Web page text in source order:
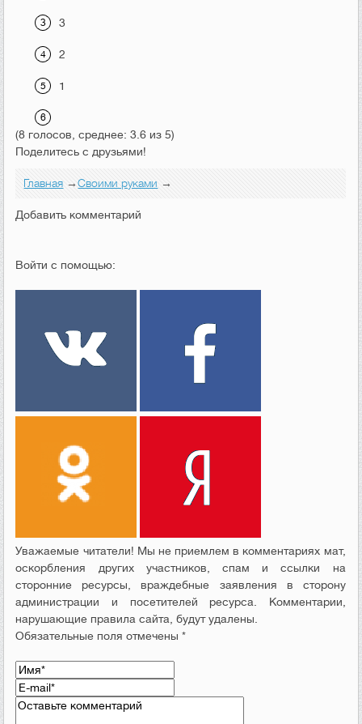
3
2
1
(8 голосов, среднее: 3.6 из 5)
Поделитесь с друзьями!
Главная →Своими руками →
Добавить комментарий
Войти с помощью:
Уважаемые читатели! Мы не приемлем в комментариях мат,
оскорбления других участников, спам и ссылки на
сторонние ресурсы, враждебные заявления в сторону
администрации и посетителей ресурса. Комментарии,
нарушающие правила сайта, будут удалены.
Обязательные поля отмечены *